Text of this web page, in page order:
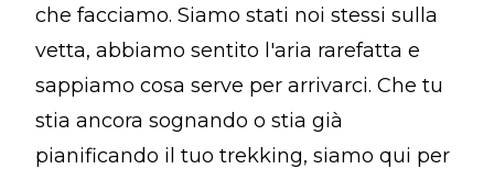
che facciamo. Siamo stati noi stessi sulla
vetta, abbiamo sentito l'aria rarefatta e
sappiamo cosa serve per arrivarci. Che tu
stia ancora sognando o stia già
pianificando il tuo trekking, siamo qui per